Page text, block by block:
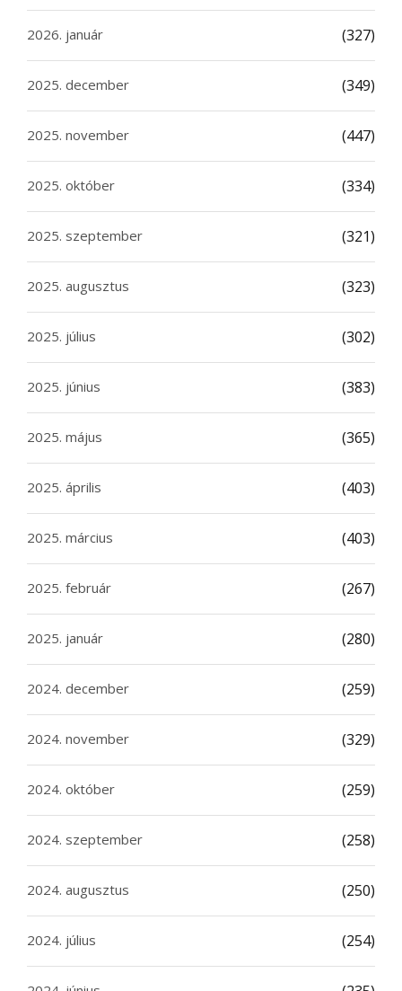
2026. január (327)
2025. december (349)
2025. november (447)
2025. október (334)
2025. szeptember (321)
2025. augusztus (323)
2025. július (302)
2025. június (383)
2025. május (365)
2025. április (403)
2025. március (403)
2025. február (267)
2025. január (280)
2024. december (259)
2024. november (329)
2024. október (259)
2024. szeptember (258)
2024. augusztus (250)
2024. július (254)